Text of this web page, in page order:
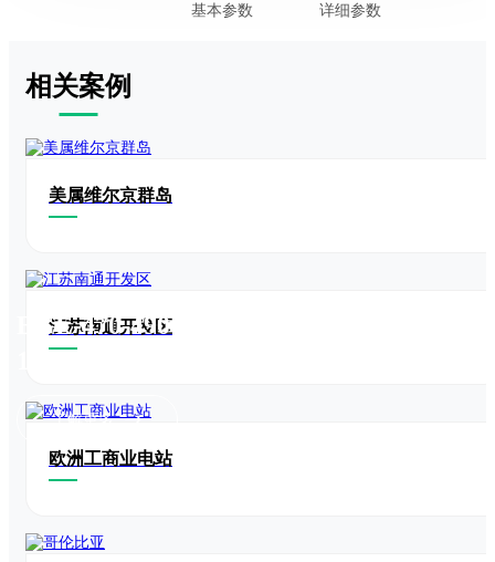
EGE-470-490W-
了解更多
基本参数 详细参数
相关案例
美属维尔京群岛
江苏南通开发区
欧洲工商业电站